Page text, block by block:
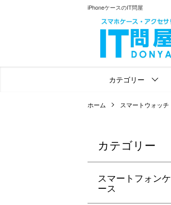
iPhoneケースのIT問屋
カテゴリー
ホーム スマートウォッチ
カテゴリー
スマートフォンケ
ース